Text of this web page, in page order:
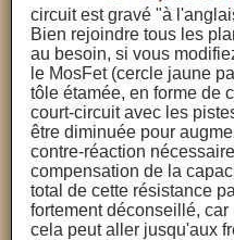
circuit est gravé "à
Bien rejoindre tous les
au besoin, si vous
le MosFet (cercle jaune
tôle étamée, en forme de
court-circuit avec les
être diminuée pour
contre-réaction
compensation de la
total de cette résistance
fortement déconseillé,
cela peut aller jusqu'aux